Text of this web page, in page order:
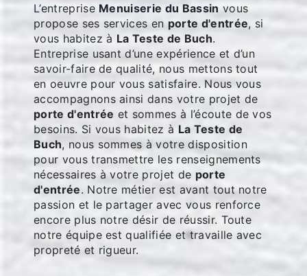
L’entreprise Menuiserie du Bassin vous
propose ses services en porte d'entrée, si
vous habitez à La Teste de Buch.
Entreprise usant d’une expérience et d’un
savoir-faire de qualité, nous mettons tout
en oeuvre pour vous satisfaire. Nous vous
accompagnons ainsi dans votre projet de
porte d'entrée et sommes à l’écoute de vos
besoins. Si vous habitez à La Teste de
Buch, nous sommes à votre disposition
pour vous transmettre les renseignements
nécessaires à votre projet de porte
d'entrée. Notre métier est avant tout notre
passion et le partager avec vous renforce
encore plus notre désir de réussir. Toute
notre équipe est qualifiée et travaille avec
propreté et rigueur.